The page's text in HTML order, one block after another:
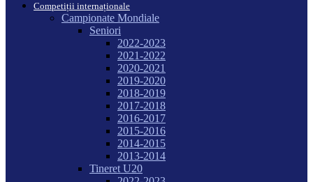
Competiții internaționale
Campionate Mondiale
Seniori
2022-2023
2021-2022
2020-2021
2019-2020
2018-2019
2017-2018
2016-2017
2015-2016
2014-2015
2013-2014
Tineret U20